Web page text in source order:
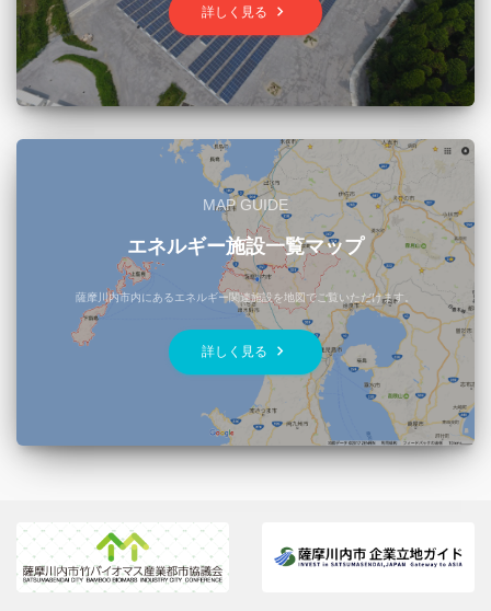
詳しく見る keyboard_arrow_right
MAP GUIDE
エネルギー施設一覧マップ
薩摩川内市内にあるエネルギー関連施設を地図でご覧いただけます。
詳しく見る keyboard_arrow_right